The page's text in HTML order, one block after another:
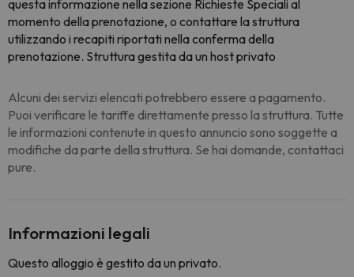
questa informazione nella sezione Richieste Speciali al
momento della prenotazione, o contattare la struttura
utilizzando i recapiti riportati nella conferma della
prenotazione. Struttura gestita da un host privato
Alcuni dei servizi elencati potrebbero essere a pagamento.
Puoi verificare le tariffe direttamente presso la struttura. Tutte
le informazioni contenute in questo annuncio sono soggette a
modifiche da parte della struttura. Se hai domande, contattaci
pure.
Informazioni legali
Questo alloggio è gestito da un privato.